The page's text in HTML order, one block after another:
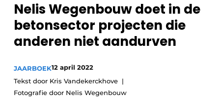
Privacy / Cookie statement
Vacatures
Video’s
Nelis Wegenbouw doet in de
betonsector projecten die
anderen niet aandurven
JAARBOEK12 april 2022
Tekst door Kris Vandekerckhove
Fotografie door Nelis Wegenbouw